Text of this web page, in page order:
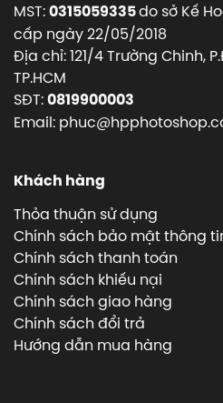
MST:0315059335do sở Kế
cấp ngày 22/05/2018
Địa chỉ: 121/4 Trường Chinh,
TP.HCM
SĐT:0819900003
Email:
Khách hàng
Thỏa thuận sử dụng
Chính sách bảo mật thông
Chính sách thanh toán
Chính sách khiếu nại
Chính sách giao hàng
Chính sách đổi trả
Hướng dẫn mua hàng